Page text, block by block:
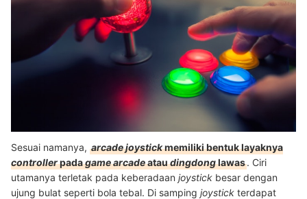
Sesuai namanya, arcade joystickmemiliki bentuk layaknya
controllerpadagame arcadeataudingdonglawas. Ciri
utamanya terletak pada keberadaan joystick besar dengan
ujung bulat seperti bola tebal. Di samping joystick terdapat